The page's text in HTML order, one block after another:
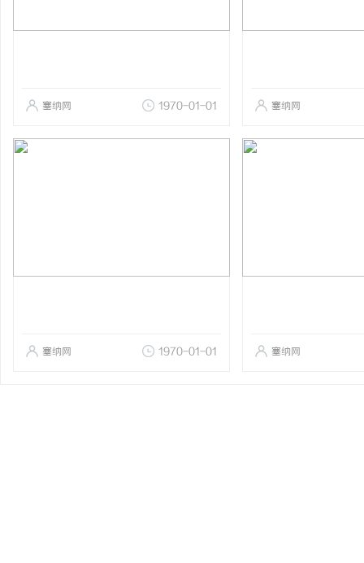
塞纳网 1970-01-01 塞纳网
塞纳网 1970-01-01 塞纳网